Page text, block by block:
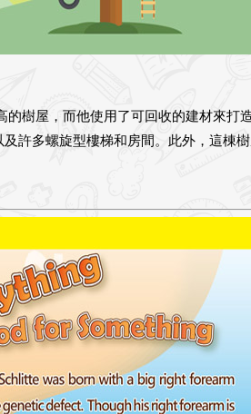
樹屋，而他使用了可回收的建材來
許多螺旋型樓梯和房間。此外，這棟